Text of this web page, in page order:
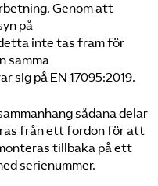
Genom att
på
inte tas fram för
samma
sig på EN 17095:2019.
sådana delar
från ett fordon för att
tillbaka på ett
serienummer.